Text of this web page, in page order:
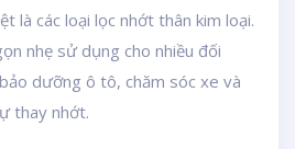
là các loại lọc nhớt thân kim loại.
nhẹ sử dụng cho nhiều đối
dưỡng ô tô, chăm sóc xe và
thay nhớt.